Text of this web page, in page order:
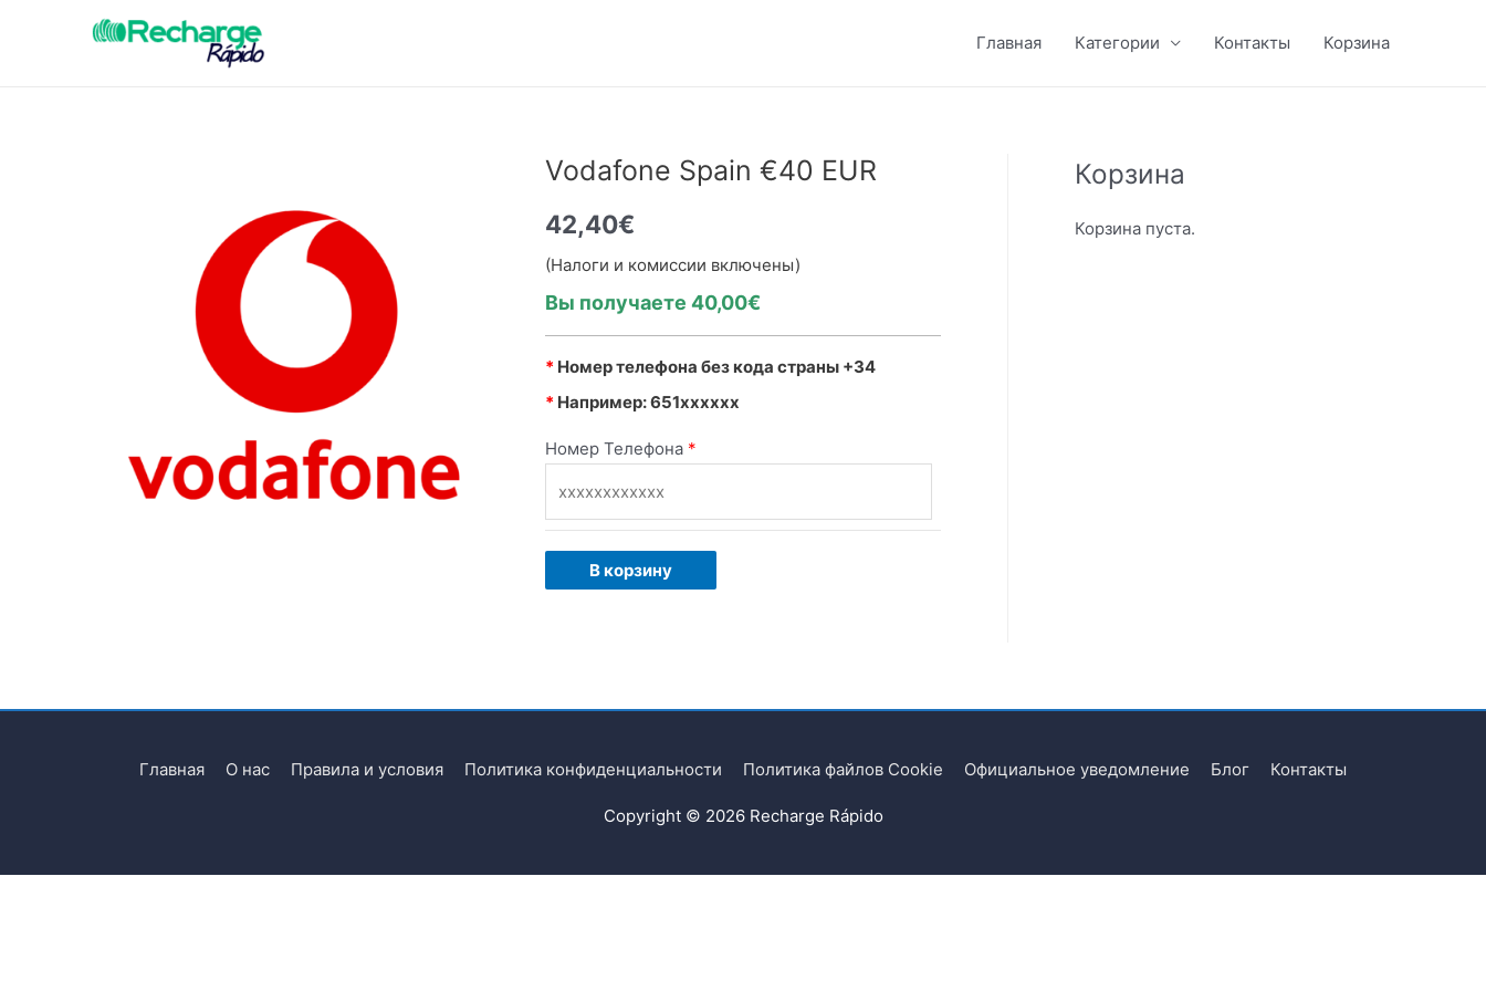
Главная Категории Контакты Корзина
Vodafone Spain €40 EUR
42,40€
(Налоги и комиссии включены)
Вы получаете 40,00€
* Номер телефона без кода страны +34
* Например: 651xxxxxx
Номер Телефона *
В корзину
Корзина
Корзина пуста.
Главная О нас Правила и условия Политика конфиденциальности Политика файлов Cookie Официальное уведомление Блог Контакты
Copyright © 2026 Recharge Rápido